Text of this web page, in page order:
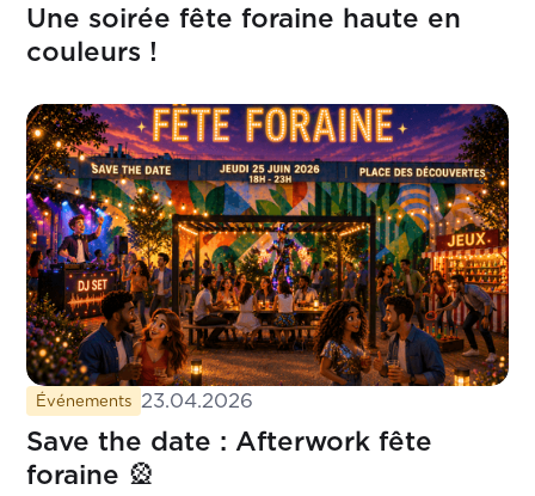
Une soirée fête foraine haute en
couleurs !
Événements 23.04.2026
Save the date : Afterwork fête
foraine 🎡